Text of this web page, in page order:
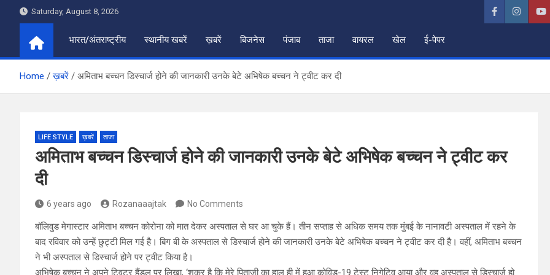
Saturday, August 8, 2026
भारत/अंतराष्ट्रीय स्थानीय खबरें ख़बरें बिजनेस पंजाब ताजा वायरल खेल ई-पेपर
Home ख़बरें अमिताभ बच्चन डिस्चार्ज होने की जानकारी उनके बेटे अभिषेक बच्चन ने ट्वीट कर दी
LIFE STYLE ख़बरें ताजा
अमिताभ बच्चन डिस्चार्ज होने की जानकारी उनके बेटे अभिषेक बच्चन ने ट्वीट कर
दी
6 years ago Rozanaaajtak No Comments
बॉलिवुड मेगास्टार अमिताभ बच्चन कोरोना को मात देकर अस्पताल से घर आ चुके हैं। तीन सप्ताह से अधिक समय तक मुंबई के नानावटी अस्पताल में रहने के
बाद रविवार को उन्हें छुट्टी मिल गई है। बिग बी के अस्पताल से डिस्चार्ज होने की जानकारी उनके बेटे अभिषेक बच्चन ने ट्वीट कर दी है। वहीं, अमिताभ बच्चन
ने भी अस्पताल से डिस्चार्ज होने पर ट्वीट किया है।
अभिषेक बच्चन ने अपने ट्विटर हैंडल पर लिखा, ‘शुक्र है कि मेरे पिताजी का हाल ही में हुआ कोविड-19 टेस्ट निगेटिव आया और वह अस्पताल से डिस्चार्ज हो